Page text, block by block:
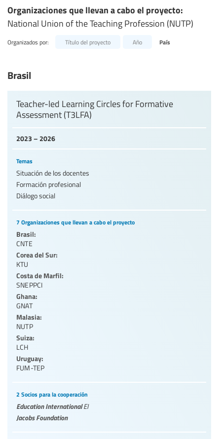
Organizaciones que llevan a cabo el proyecto:
National Union of the Teaching Profession (NUTP)
Organizados por: Título del proyecto Año País
Brasil
2023 – 2026
Teacher-led Learning Circles for Formative
Assessment (T3LFA)
Temas
Situación de los docentes
Formación profesional
Diálogo social
7 Organizaciones que llevan a cabo el proyecto
Brasil:
CNTE
Corea del Sur:
KTU
Costa de Marfil:
SNEPPCI
Ghana:
GNAT
Malasia:
NUTP
Suiza:
LCH
Uruguay:
FUM-TEP
2 Socios para la cooperación
Education InternationalEI
Jacobs Foundation